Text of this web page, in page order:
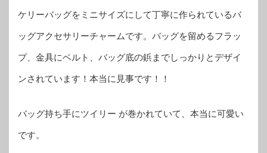
ケリーバッグをミニサイズにして丁寧に作られているバ
ッグアクセサリーチャームです。バッグを留めるフラッ
プ、金具にベルト、バッグ底の鋲までしっかりとデザイ
ンされています！本当に見事です！！
バッグ持ち手にツイリー が巻かれていて、本当に可愛い
です。